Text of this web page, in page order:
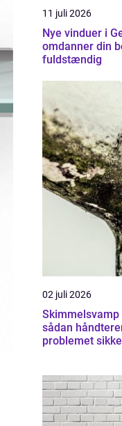
11 juli 2026
Nye vinduer i
omdanner din
fuldstændig
02 juli 2026
Skimmelsvamp
sådan
problemet